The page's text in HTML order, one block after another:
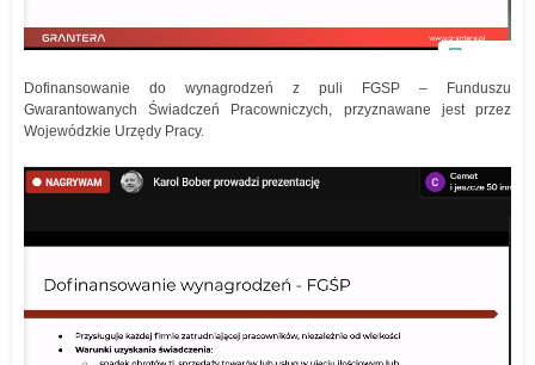
Dofinansowanie do wynagrodzeń z puli FGSP – Funduszu
Gwarantowanych Świadczeń Pracowniczych, przyznawane jest przez
Wojewódzkie Urzędy Pracy.